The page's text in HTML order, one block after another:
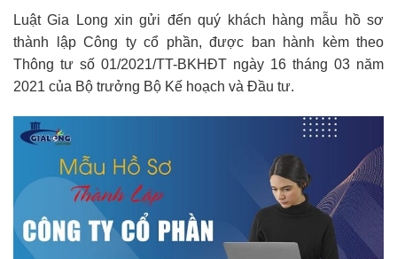
Luật Gia Long xin gửi đến quý khách hàng mẫu hồ sơ
thành lập Công ty cổ phần, được ban hành kèm theo
Thông tư số 01/2021/TT-BKHĐT ngày 16 tháng 03 năm
2021 của Bộ trưởng Bộ Kế hoạch và Đầu tư.